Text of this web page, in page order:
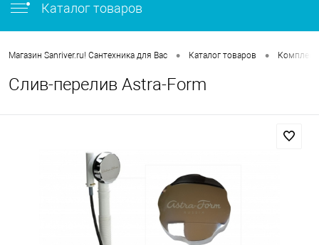
Каталог товаров
Магазин Sanriver.ru! Сантехника для Вас • Каталог товаров •
Слив-перелив Astra-Form